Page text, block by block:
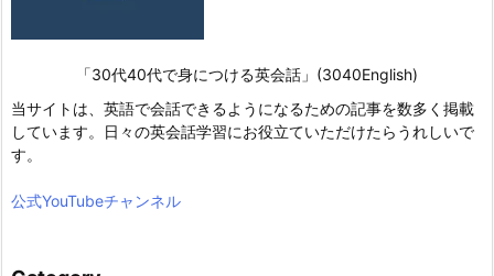
「30代40代で身につける英会話」(3040English)
当サイトは、英語で会話できるようになるための記事を数多く掲載
しています。日々の英会話学習にお役立ていただけたらうれしいで
す。
公式YouTubeチャンネル